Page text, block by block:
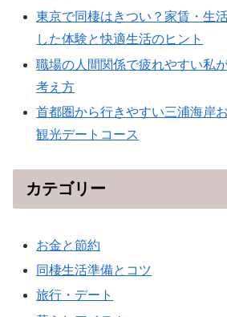
東京で同棲はきつい？家賃・生
した体験と快適生活のヒント
職場の人間関係で疲れやすい私
考え方
首都圏から行きやすい三浦海岸
観光デートコース
カテゴリー
お金と節約
同棲生活準備とコツ
旅行・デート